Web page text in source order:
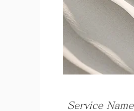
Service Name